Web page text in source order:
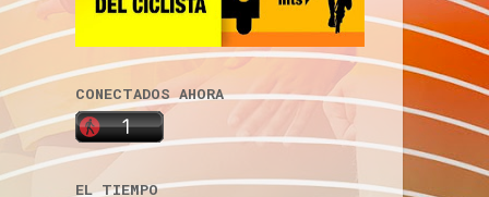
CONECTADOS AHORA
EL TIEMPO